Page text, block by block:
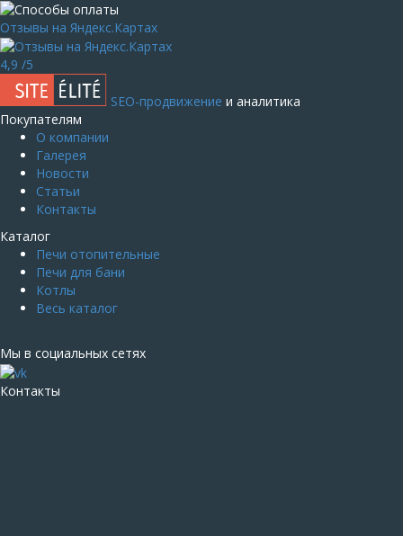
Отзывы на Яндекс.Картах
4,9 /5
SEO-продвижение и аналитика
Покупателям
О компании
Галерея
Новости
Статьи
Контакты
Каталог
Печи отопительные
Печи для бани
Котлы
Весь каталог
Мы в социальных сетях
Контакты